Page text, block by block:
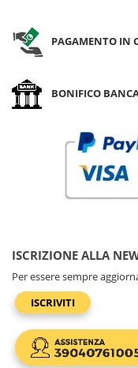
PAGAMENTO IN
BONIFICO
ISCRIZIONE ALLA
Per essere sempre
ISCRIVITI